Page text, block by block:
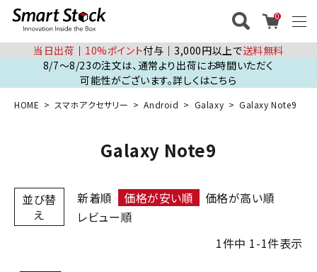
0
当日出荷 │ 10%ポイント付与│3,000円以上で送料無料
8/7～8/23の注文は、通常より出荷にお時間いただく
可能性がございます。詳しくはこちら
HOME スマホアクセサリー Android Galaxy Galaxy Note9
Galaxy Note9
並び替
え
新着順 価格が安い順
価格が高い順
レビュー順
1件中 1-1件表示